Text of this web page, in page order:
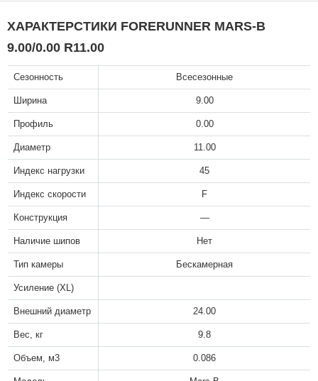
ХАРАКТЕРСТИКИ FORERUNNER MARS-B
9.00/0.00 R11.00
Сезонность Всесезонные
Ширина 9.00
Профиль 0.00
Диаметр 11.00
Индекс нагрузки 45
Индекс скорости F
Конструкция —
Наличие шипов Нет
Тип камеры Бескамерная
Усиление (XL)
Внешний диаметр 24.00
Вес, кг 9.8
Объем, м3 0.086